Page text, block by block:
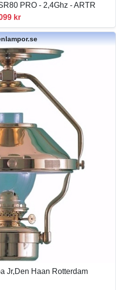
PRO - 2,4Ghz - ARTR
kr
Jr,Den Haan Rotterdam